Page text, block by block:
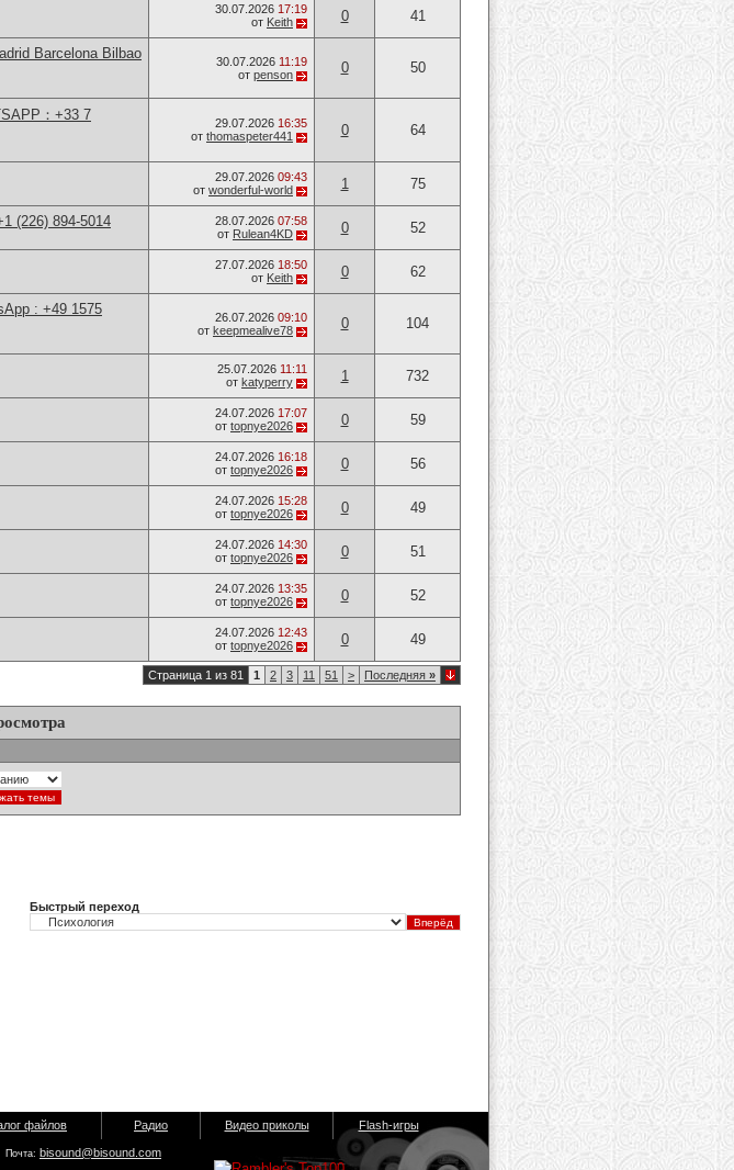
30.07.2026 17:19
от Keith 0 41
Barcelona Bilbao
30.07.2026 11:19
от penson 0 50
：+33 7
29.07.2026 16:35
от thomaspeter441 0 64
29.07.2026 09:43
от wonderful-world 1 75
(226) 894-5014 28.07.2026 07:58
от Rulean4KD 0 52
27.07.2026 18:50
от Keith 0 62
: +49 1575
26.07.2026 09:10
от keepmealive78 0 104
25.07.2026 11:11
от katyperry 1 732
24.07.2026 17:07
от topnye2026 0 59
24.07.2026 16:18
от topnye2026 0 56
24.07.2026 15:28
от topnye2026 0 49
24.07.2026 14:30
от topnye2026 0 51
24.07.2026 13:35
от topnye2026 0 52
24.07.2026 12:43
от topnye2026 0 49
Страница 1 из 81 1 2 3 11 51 > Последняя »
Быстрый переход
файлов Радио Видео приколы Flash-игры
Почта: bisound@bisound.com